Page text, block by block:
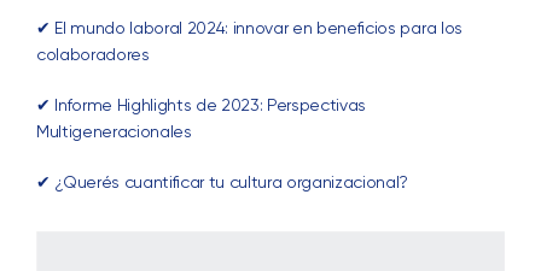
✔ El mundo laboral 2024: innovar en beneficios para los
colaboradores
✔ Informe Highlights de 2023: Perspectivas
Multigeneracionales
✔ ¿Querés cuantificar tu cultura organizacional?